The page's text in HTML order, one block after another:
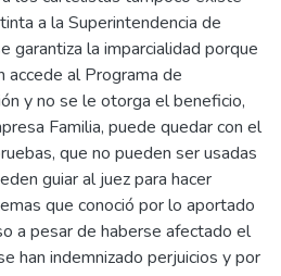
a la Superintendencia de
garantiza la imparcialidad porque
accede al Programa de
y no se le otorga el beneficio,
Familia, puede quedar con el
que no pueden ser usadas
guiar al juez para hacer
que conoció por lo aportado
a pesar de haberse afectado el
han indemnizado perjuicios y por